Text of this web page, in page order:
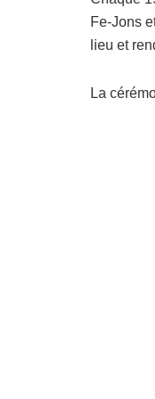
Fe-Jons
lieu et
La